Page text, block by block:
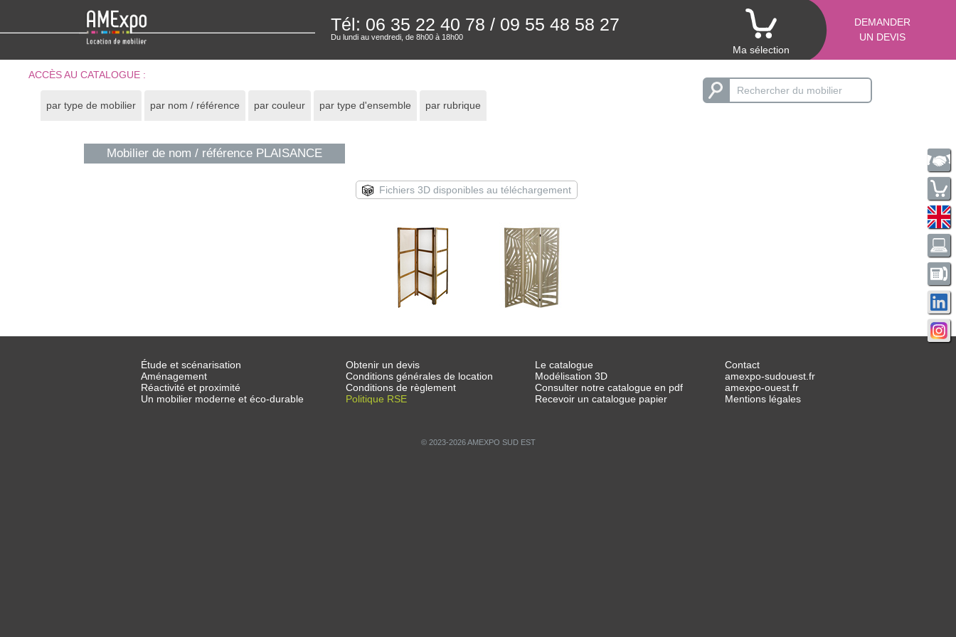
Tél: 06 35 22 40 78 / 09 55 48 58 27
Du lundi au vendredi, de 8h00 à 18h00
Ma sélection
DEMANDER
UN DEVIS
ACCÈS AU CATALOGUE :
par type de mobilier par nom / référence par couleur par type d'ensemble par rubrique
Mobilier de nom / référence PLAISANCE
Fichiers 3D disponibles au téléchargement
Étude et scénarisation
Aménagement
Réactivité et proximité
Un mobilier moderne et éco-durable
Obtenir un devis
Conditions générales de location
Conditions de règlement
Politique RSE
Le catalogue
Modélisation 3D
Consulter notre catalogue en pdf
Recevoir un catalogue papier
Contact
amexpo-sudouest.fr
amexpo-ouest.fr
Mentions légales
© 2023-2026 AMEXPO SUD EST